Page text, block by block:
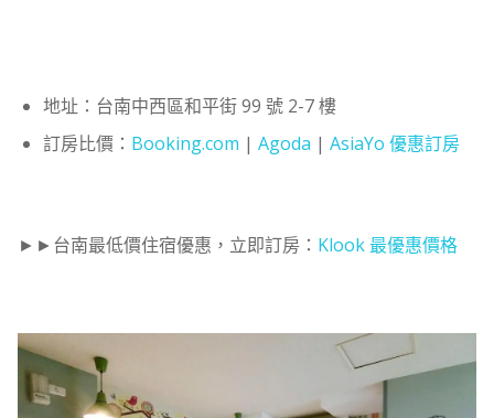
地址：台南中西區和平街 99 號 2-7 樓
訂房比價： Booking.com | Agoda | AsiaYo 優惠訂房
►►台南最低價住宿優惠，立即訂房： Klook 最優惠價格